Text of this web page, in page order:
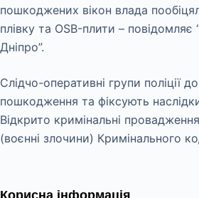
пошкоджених вікон влада
плівку та OSB-плити – повідомляє
Дніпро”.
Слідчо-оперативні групи поліції
пошкодження та фіксують
Відкрито кримінальні
(воєнні злочини) Кримінального